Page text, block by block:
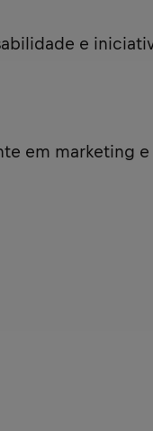
e
em marketing e